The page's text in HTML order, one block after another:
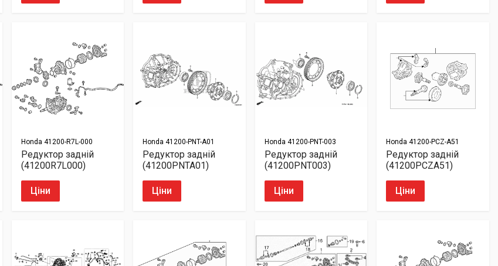
Honda 41200-R7L-000
Редуктор задній
(41200R7L000)
Ціни
Honda 41200-PNT-A01
Редуктор задній
(41200PNTA01)
Ціни
Honda 41200-PNT-003
Редуктор задній
(41200PNT003)
Ціни
Honda 41200-PCZ-A51
Редуктор задній
(41200PCZA51)
Ціни